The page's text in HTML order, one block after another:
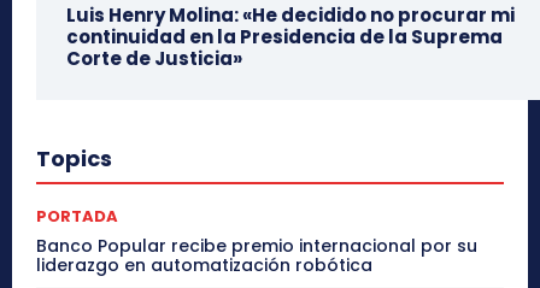
Luis Henry Molina: «He decidido no procurar mi
continuidad en la Presidencia de la Suprema
Corte de Justicia»
Topics
PORTADA
Banco Popular recibe premio internacional por su
liderazgo en automatización robótica